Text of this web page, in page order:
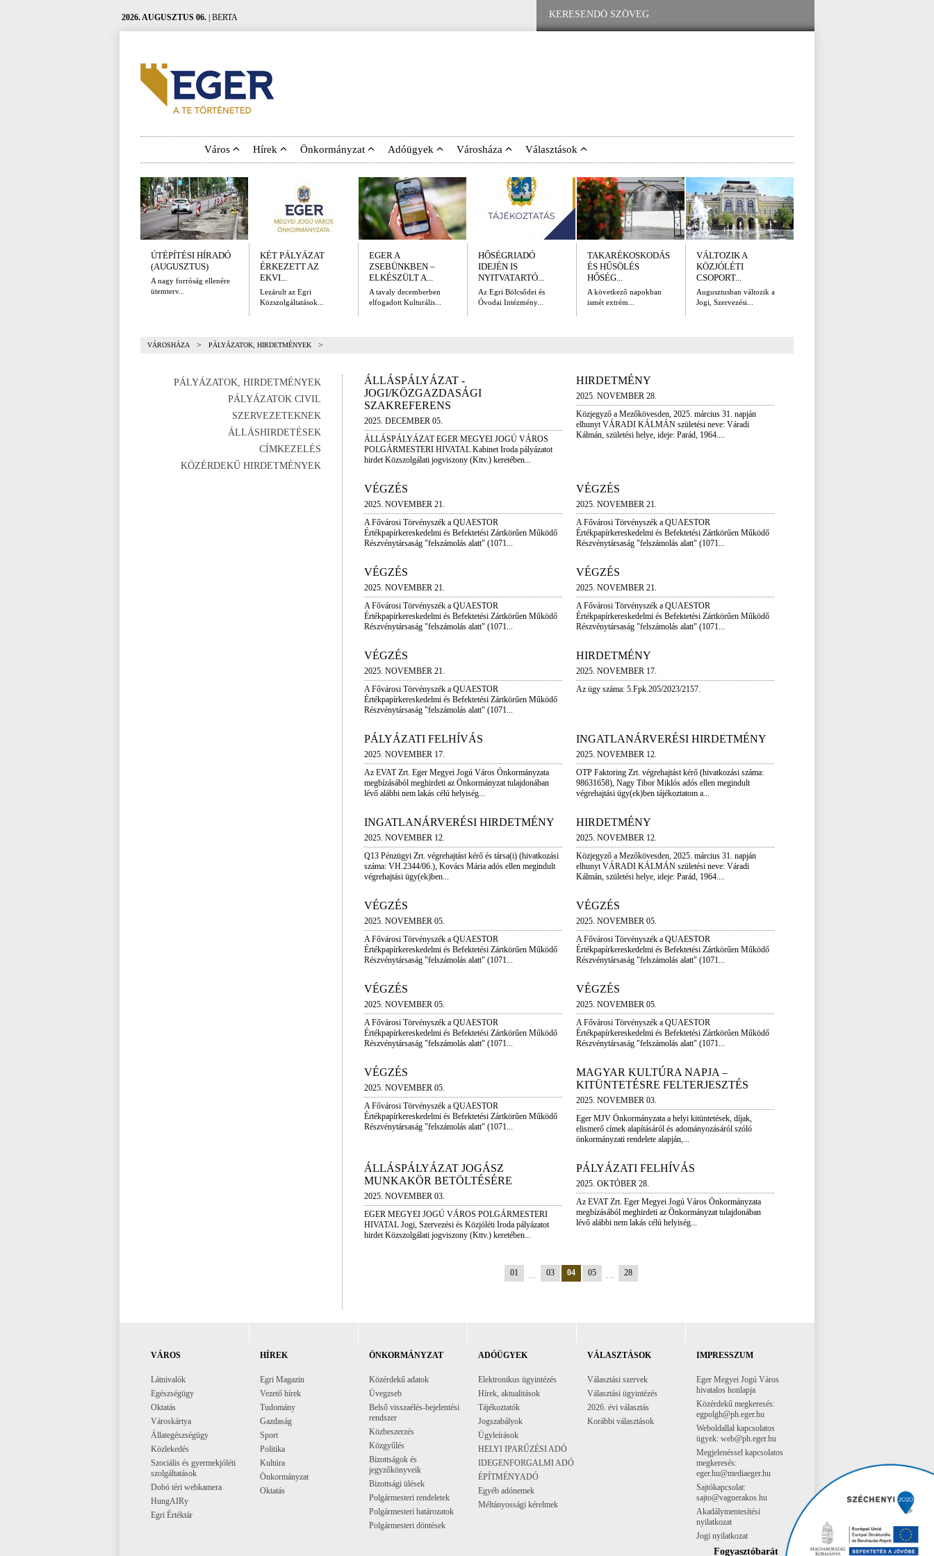
2026. AUGUSZTUS 06. | BERTA
Város Hírek Önkormányzat Adóügyek Városháza Választások
ÚTÉPÍTÉSI HÍRADÓ
(AUGUSZTUS)
A nagy forróság ellenére
ütemterv...
KÉT PÁLYÁZAT
ÉRKEZETT AZ
EKVI...
Lezárult az Egri
Közszolgáltatások...
EGER A
ZSEBÜNKBEN –
ELKÉSZÜLT A...
A tavaly decemberben
elfogadott Kulturális...
HŐSÉGRIADÓ
IDEJÉN IS
NYITVATARTÓ...
Az Egri Bölcsődei és
Óvodai Intézmény...
TAKARÉKOSKODÁS
ÉS HŰSÖLÉS
HŐSÉG...
A következő napokban
ismét extrém...
VÁLTOZIK A
KÖZJÓLÉTI
CSOPORT...
Augusztusban változik a
Jogi, Szervezési...
VÁROSHÁZA > PÁLYÁZATOK, HIRDETMÉNYEK >
PÁLYÁZATOK, HIRDETMÉNYEK
PÁLYÁZATOK CIVIL
SZERVEZETEKNEK
ÁLLÁSHIRDETÉSEK
CÍMKEZELÉS
KÖZÉRDEKŰ HIRDETMÉNYEK
ÁLLÁSPÁLYÁZAT -
JOGI/KÖZGAZDASÁGI
SZAKREFERENS
2025. DECEMBER 05.
ÁLLÁSPÁLYÁZAT EGER MEGYEI JOGÚ VÁROS
POLGÁRMESTERI HIVATAL Kabinet Iroda pályázatot
hirdet Közszolgálati jogviszony (Kttv.) keretében...
HIRDETMÉNY
2025. NOVEMBER 28.
Közjegyző a Mezőkövesden, 2025. március 31. napján
elhunyt VÁRADI KÁLMÁN születési neve: Váradi
Kálmán, születési helye, ideje: Parád, 1964....
VÉGZÉS
2025. NOVEMBER 21.
A Fővárosi Törvényszék a QUAESTOR
Értékpapírkereskedelmi és Befektetési Zártkörűen Működő
Részvénytársaság "felszámolás alatt" (1071...
VÉGZÉS
2025. NOVEMBER 21.
A Fővárosi Törvényszék a QUAESTOR
Értékpapírkereskedelmi és Befektetési Zártkörűen Működő
Részvénytársaság "felszámolás alatt" (1071...
VÉGZÉS
2025. NOVEMBER 21.
A Fővárosi Törvényszék a QUAESTOR
Értékpapírkereskedelmi és Befektetési Zártkörűen Működő
Részvénytársaság "felszámolás alatt" (1071...
VÉGZÉS
2025. NOVEMBER 21.
A Fővárosi Törvényszék a QUAESTOR
Értékpapírkereskedelmi és Befektetési Zártkörűen Működő
Részvénytársaság "felszámolás alatt" (1071...
VÉGZÉS
2025. NOVEMBER 21.
A Fővárosi Törvényszék a QUAESTOR
Értékpapírkereskedelmi és Befektetési Zártkörűen Működő
Részvénytársaság "felszámolás alatt" (1071...
HIRDETMÉNY
2025. NOVEMBER 17.
Az ügy száma: 5.Fpk.205/2023/2157.
PÁLYÁZATI FELHÍVÁS
2025. NOVEMBER 17.
Az EVAT Zrt. Eger Megyei Jogú Város Önkormányzata
megbízásából meghirdeti az Önkormányzat tulajdonában
lévő alábbi nem lakás célú helyiség...
INGATLANÁRVERÉSI HIRDETMÉNY
2025. NOVEMBER 12.
OTP Faktoring Zrt. végrehajtást kérő (hivatkozási száma:
98631658), Nagy Tibor Miklós adós ellen megindult
végrehajtási ügy(ek)ben tájékoztatom a...
INGATLANÁRVERÉSI HIRDETMÉNY
2025. NOVEMBER 12.
Q13 Pénzügyi Zrt. végrehajtást kérő és társa(i) (hivatkozási
száma: VH.2344/06.), Kovács Mária adós ellen megindult
végrehajtási ügy(ek)ben...
HIRDETMÉNY
2025. NOVEMBER 12.
Közjegyző a Mezőkövesden, 2025. március 31. napján
elhunyt VÁRADI KÁLMÁN születési neve: Váradi
Kálmán, születési helye, ideje: Parád, 1964....
VÉGZÉS
2025. NOVEMBER 05.
A Fővárosi Törvényszék a QUAESTOR
Értékpapírkereskedelmi és Befektetési Zártkörűen Működő
Részvénytársaság "felszámolás alatt" (1071...
VÉGZÉS
2025. NOVEMBER 05.
A Fővárosi Törvényszék a QUAESTOR
Értékpapírkereskedelmi és Befektetési Zártkörűen Működő
Részvénytársaság "felszámolás alatt" (1071...
VÉGZÉS
2025. NOVEMBER 05.
A Fővárosi Törvényszék a QUAESTOR
Értékpapírkereskedelmi és Befektetési Zártkörűen Működő
Részvénytársaság "felszámolás alatt" (1071...
VÉGZÉS
2025. NOVEMBER 05.
A Fővárosi Törvényszék a QUAESTOR
Értékpapírkereskedelmi és Befektetési Zártkörűen Működő
Részvénytársaság "felszámolás alatt" (1071...
VÉGZÉS
2025. NOVEMBER 05.
A Fővárosi Törvényszék a QUAESTOR
Értékpapírkereskedelmi és Befektetési Zártkörűen Működő
Részvénytársaság "felszámolás alatt" (1071...
MAGYAR KULTÚRA NAPJA –
KITÜNTETÉSRE FELTERJESZTÉS
2025. NOVEMBER 03.
Eger MJV Önkormányzata a helyi kitüntetések, díjak,
elismerő címek alapításáról és adományozásáról szóló
önkormányzati rendelete alapján,...
ÁLLÁSPÁLYÁZAT JOGÁSZ
MUNKAKÖR BETÖLTÉSÉRE
2025. NOVEMBER 03.
EGER MEGYEI JOGÚ VÁROS POLGÁRMESTERI
HIVATAL Jogi, Szervezési és Közjóléti Iroda pályázatot
hirdet Közszolgálati jogviszony (Kttv.) keretében...
PÁLYÁZATI FELHÍVÁS
2025. OKTÓBER 28.
Az EVAT Zrt. Eger Megyei Jogú Város Önkormányzata
megbízásából meghirdeti az Önkormányzat tulajdonában
lévő alábbi nem lakás célú helyiség...
01 … 03 04 05 … 28
VÁROS
Látnivalók
Egészségügy
Oktatás
Városkártya
Állategészségügy
Közlekedés
Szociális és gyermekjóléti
szolgáltatások
Dobó téri webkamera
HungAIRy
Egri Értéktár
HÍREK
Egri Magazin
Vezető hírek
Tudomány
Gazdaság
Sport
Politika
Kultúra
Önkormányzat
Oktatás
ÖNKORMÁNYZAT
Közérdekű adatok
Üvegzseb
Belső visszaélés-bejelentési
rendszer
Közbeszerzés
Közgyűlés
Bizottságok és
jegyzőkönyveik
Bizottsági ülések
Polgármesteri rendeletek
Polgármesteri határozatok
Polgármesteri döntések
ADÓÜGYEK
Elektronikus ügyintézés
Hírek, aktualitások
Tájékoztatók
Jogszabályok
Ügyleírások
HELYI IPARŰZÉSI ADÓ
IDEGENFORGALMI ADÓ
ÉPÍTMÉNYADÓ
Egyéb adónemek
Méltányossági kérelmek
VÁLASZTÁSOK
Választási szervek
Választási ügyintézés
2026. évi választás
Korábbi választások
IMPRESSZUM
Eger Megyei Jogú Város
hivatalos honlapja
Közérdekű megkeresés:
egpolgh@ph.eger.hu
Weboldallal kapcsolatos
ügyek: web@ph.eger.hu
Megjelenéssel kapcsolatos
megkeresés:
eger.hu@mediaeger.hu
Sajtókapcsolat:
sajto@vagnerakos.hu
Akadálymentesítési
nyilatkozat
Jogi nyilatkozat
Fogyasztóbarát